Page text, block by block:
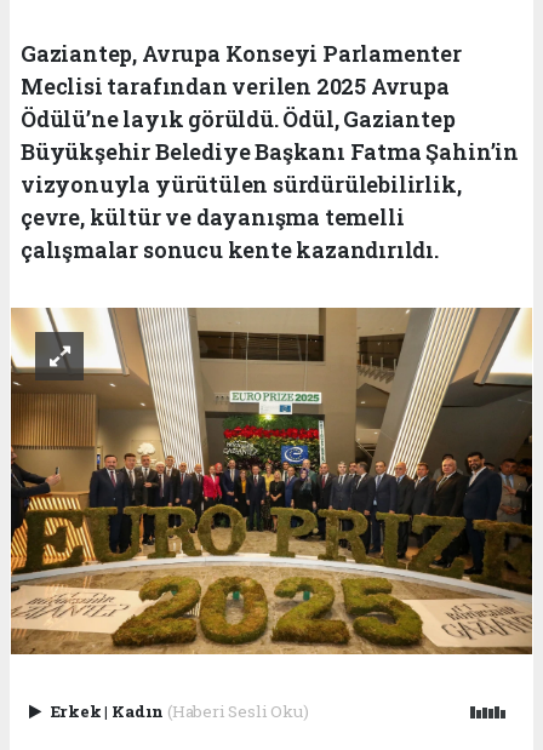
Gaziantep, Avrupa Konseyi Parlamenter
Meclisi tarafından verilen 2025 Avrupa
Ödülü’ne layık görüldü. Ödül, Gaziantep
Büyükşehir Belediye Başkanı Fatma Şahin’in
vizyonuyla yürütülen sürdürülebilirlik,
çevre, kültür ve dayanışma temelli
çalışmalar sonucu kente kazandırıldı.
Erkek| Kadın (Haberi Sesli Oku)